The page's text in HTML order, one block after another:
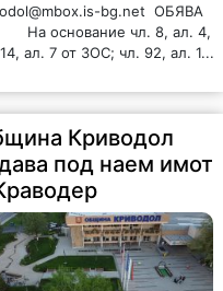
bg.net ОБЯВА
основание чл. 8, ал. 4,
ал. 7 от ЗОС; чл. 92, ал. 1...
Криводол
под наем имот